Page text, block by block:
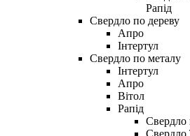
Рапід
Свердло по дереву
Апро
Інтертул
Свердло по металу
Iнтертул
Апро
Вітол
Рапiд
Свердло